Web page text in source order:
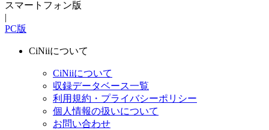
スマートフォン版
|
PC版
CiNiiについて
CiNiiについて
収録データベース一覧
利用規約・プライバシーポリシー
個人情報の扱いについて
お問い合わせ